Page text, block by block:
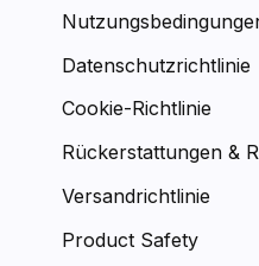
Datenschutzrichtlinie
Cookie-Richtlinie
Rückerstattungen &
Versandrichtlinie
Product Safety